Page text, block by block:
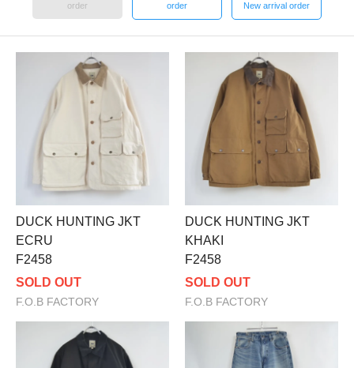
order
order
New arrival order
DUCK HUNTING JKT
ECRU
F2458
SOLD OUT
F.O.B FACTORY
DUCK HUNTING JKT
KHAKI
F2458
SOLD OUT
F.O.B FACTORY